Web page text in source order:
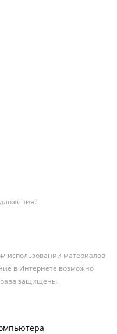
материалов
в Интернете возможно
защищены.